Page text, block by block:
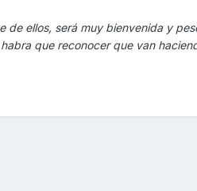
de ellos, será muy bienvenida y
que reconocer que van